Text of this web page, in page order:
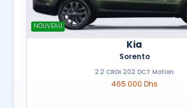
NOUVEAU
Kia
Sorento
2.2 CRDi 202 DCT Motion
465 000 Dhs